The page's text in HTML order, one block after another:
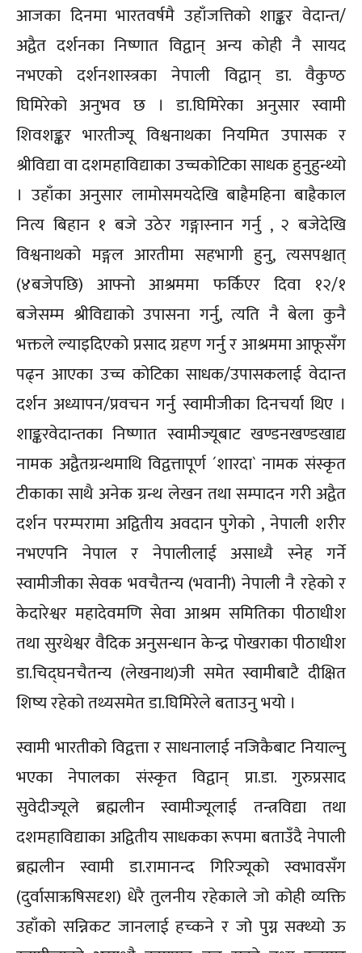
आजका दिनमा भारतवर्षमै उहाँजत्तिको शाङ्कर वेदान्त/
अद्वैत दर्शनका निष्णात विद्वान् अन्य कोही नै सायद
नभएको दर्शनशास्त्रका नेपाली विद्वान् डा. वैकुण्ठ
घिमिरेको अनुभव छ । डा.घिमिरेका अनुसार स्वामी
शिवशङ्कर भारतीज्यू विश्वनाथका नियमित उपासक र
श्रीविद्या वा दशमहाविद्याका उच्चकोटिका साधक हुनुहुन्थ्यो
। उहाँका अनुसार लामोसमयदेखि बाह्रैमहिना बाह्रैकाल
नित्य बिहान १ बजे उठेर गङ्गास्नान गर्नु , २ बजेदेखि
विश्वनाथको मङ्गल आरतीमा सहभागी हुनु, त्यसपश्चात्
(४बजेपछि) आफ्नो आश्रममा फर्किएर दिवा १२/१
बजेसम्म श्रीविद्याको उपासना गर्नु, त्यति नै बेला कुनै
भक्तले ल्याइदिएको प्रसाद ग्रहण गर्नु र आश्रममा आफूसँग
पढ्न आएका उच्च कोटिका साधक/उपासकलाई वेदान्त
दर्शन अध्यापन/प्रवचन गर्नु स्वामीजीका दिनचर्या थिए ।
शाङ्करवेदान्तका निष्णात स्वामीज्यूबाट खण्डनखण्डखाद्य
नामक अद्वैतग्रन्थमाथि विद्वत्तापूर्ण ´शारदा` नामक संस्कृत
टीकाका साथै अनेक ग्रन्थ लेखन तथा सम्पादन गरी अद्वैत
दर्शन परम्परामा अद्वितीय अवदान पुगेको , नेपाली शरीर
नभएपनि नेपाल र नेपालीलाई असाध्यै स्नेह गर्ने
स्वामीजीका सेवक भवचैतन्य (भवानी) नेपाली नै रहेको र
केदारेश्वर महादेवमणि सेवा आश्रम समितिका पीठाधीश
तथा सुरथेश्वर वैदिक अनुसन्धान केन्द्र पोखराका पीठाधीश
डा.चिद्घनचैतन्य (लेखनाथ)जी समेत स्वामीबाटै दीक्षित
शिष्य रहेको तथ्यसमेत डा.घिमिरेले बताउनु भयो ।
स्वामी भारतीको विद्वत्ता र साधनालाई नजिकैबाट नियाल्नु
भएका नेपालका संस्कृत विद्वान् प्रा.डा. गुरुप्रसाद
सुवेदीज्यूले ब्रह्मलीन स्वामीज्यूलाई तन्त्रविद्या तथा
दशमहाविद्याका अद्वितीय साधकका रूपमा बताउँदै नेपाली
ब्रह्मलीन स्वामी डा.रामानन्द गिरिज्यूको स्वभावसँग
(दुर्वासाऋषिसदृश) धेरै तुलनीय रहेकाले जो कोही व्यक्ति
उहाँको सन्निकट जानलाई हच्कने र ज‍ो पुग्न सक्थ्यो ऊ